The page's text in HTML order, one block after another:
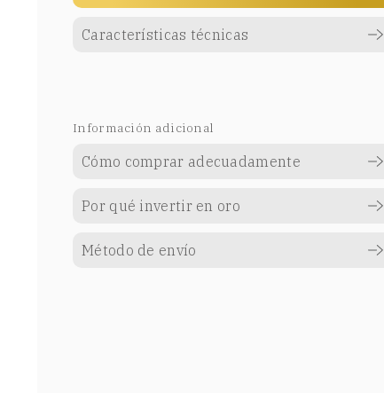
Características técnicas
Información adicional
Cómo comprar adecuadamente
Por qué invertir en oro
Método de envío